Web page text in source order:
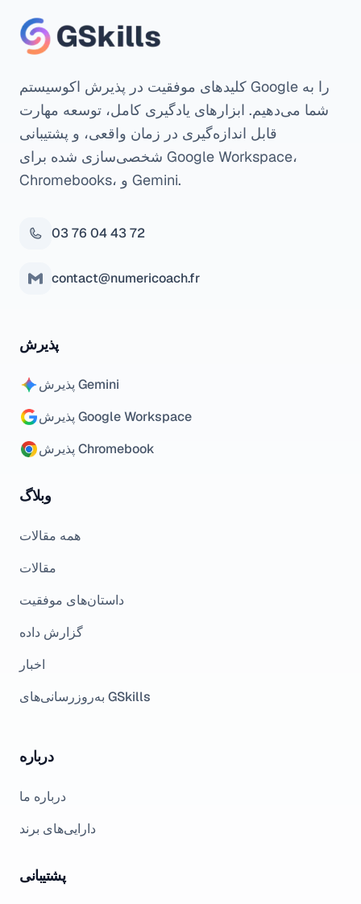
کلیدهای موفقیت در پذیرش اکوسیستم Google را به
شما می‌دهیم. ابزارهای یادگیری کامل، توسعه مهارت
قابل اندازه‌گیری در زمان واقعی، و پشتیبانی
شخصی‌سازی شده برای Google Workspace،
Chromebooks، و Gemini.
03 76 04 43 72
contact@numericoach.fr
پذیرش
پذیرش Gemini
پذیرش Google Workspace
پذیرش Chromebook
وبلاگ
همه مقالات
مقالات
داستان‌های موفقیت
گزارش داده
اخبار
به‌روزرسانی‌های GSkills
درباره
درباره ما
دارایی‌های برند
پشتیبانی